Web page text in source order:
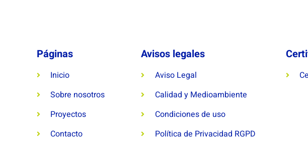
Páginas
Inicio
Sobre nosotros
Proyectos
Contacto
Avisos legales
Aviso Legal
Calidad y Medioambiente
Condiciones de uso
Política de Privacidad RGPD